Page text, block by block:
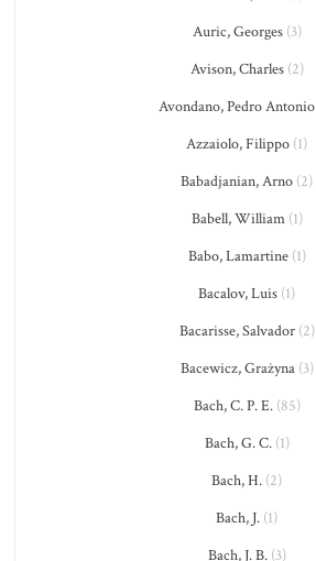
Auric, Georges(3)
Avison, Charles(2)
Avondano, Pedro Antonio
Azzaiolo, Filippo (1)
Babadjanian, Arno (2)
Babell, William(1)
Babo, Lamartine(1)
Bacalov, Luis (1)
Bacarisse, Salvador(2)
Bacewicz, Grażyna(3)
Bach, C. P. E.(85)
Bach, G. C.(1)
Bach, H. (2)
Bach, J. (1)
Bach, J. B.(3)